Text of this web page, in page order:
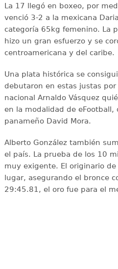
La 17 llegó en boxeo, por
venció 3-2 a la mexicana
categoría 65kg femenino. La
hizo un gran esfuerzo y se
centroamericana y del caribe.
Una plata histórica se
debutaron en estas justas
nacional Arnaldo Vásquez
en la modalidad de
panameño David Mora.
Alberto González también
el país. La prueba de los 10
muy exigente. El originario
lugar, asegurando el bronce
29:45.81, el oro fue para el